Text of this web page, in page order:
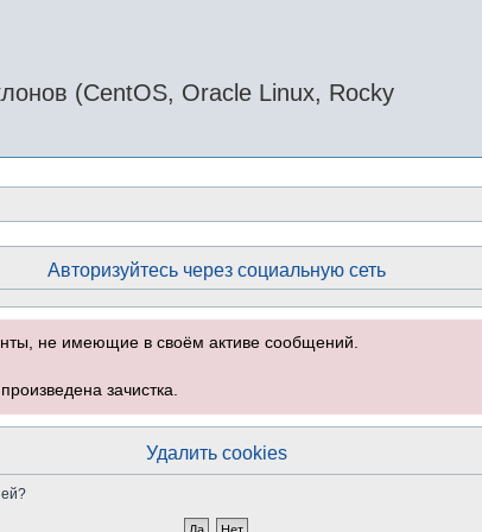
(CentOS, Oracle Linux, Rocky
Авторизуйтесь через социальную сеть
не имеющие в своём активе сообщений.
зачистка.
Удалить cookies